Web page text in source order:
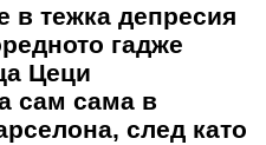
в тежка депресия
гадже
Цеци
сам сама в
след като